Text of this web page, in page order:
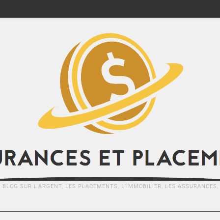
BLOG SUR L'ARGENT, LES PLACEMENTS, L'IMMOBILIER, LES